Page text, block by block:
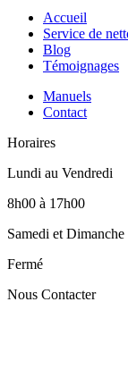
Accueil
Service de
Blog
Témoignages
Manuels
Contact
Horaires
Lundi au Vendredi
8h00 à 17h00
Samedi et Dimanche
Fermé
Nous Contacter